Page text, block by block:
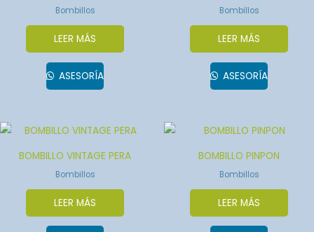
Bombillos
LEER MÁS
ASESORÍA
Bombillos
LEER MÁS
ASESORÍA
BOMBILLO VINTAGE PERA
Bombillos
LEER MÁS
BOMBILLO PINPON
Bombillos
LEER MÁS